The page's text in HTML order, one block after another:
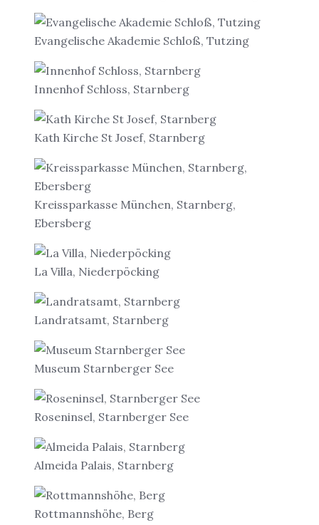
Evangelische Akademie Schloß, Tutzing
Innenhof Schloss, Starnberg
Kath Kirche St Josef, Starnberg
Kreissparkasse München, Starnberg,
Ebersberg
La Villa, Niederpöcking
Landratsamt, Starnberg
Museum Starnberger See
Roseninsel, Starnberger See
Almeida Palais, Starnberg
Rottmannshöhe, Berg